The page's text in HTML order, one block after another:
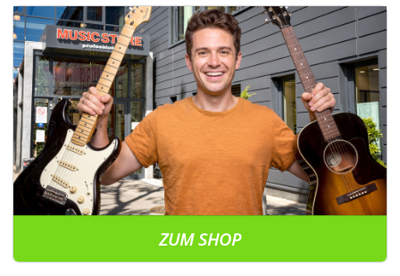
ZUM SHOP